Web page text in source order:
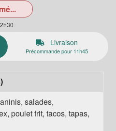
Livraison
Précommande pour 11h45
salades,
poulet frit, tacos, tapas,